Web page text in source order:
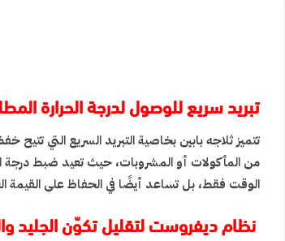
تبريد سريع للوصول لدرجة الحرارة
تتميز ثلاجه بابين بخاصية التبريد السريع التي
من المأكولات أو المشروبات، حيث تعيد ضبط درجة
الوقت فقط، بل تساعد أيضًا في الحفاظ على القيمة
نظام ديفروست لتقليل تكوّن الجليد